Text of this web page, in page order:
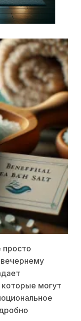
просто
могут